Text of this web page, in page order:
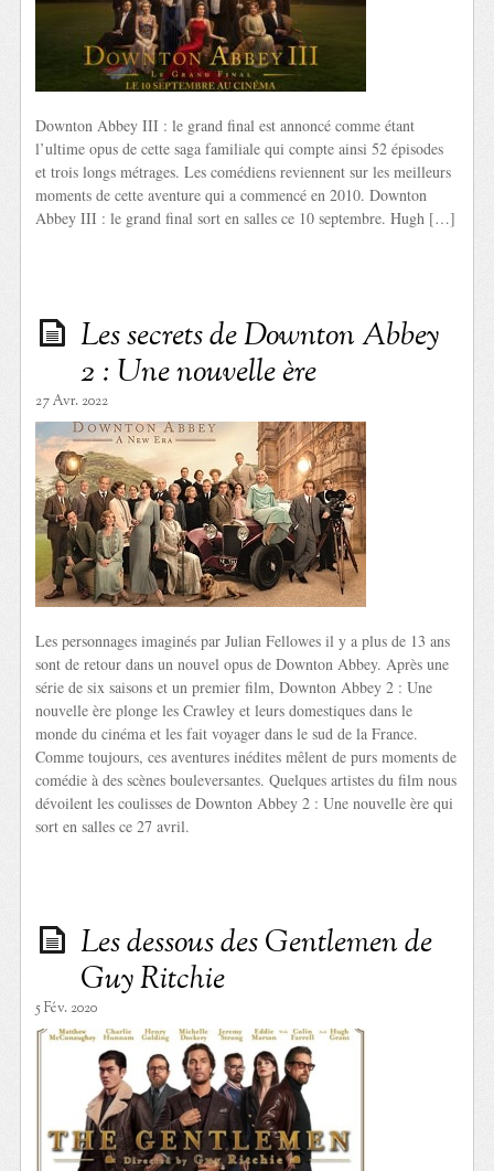
Downton Abbey III : le grand final est annoncé comme étant
l’ultime opus de cette saga familiale qui compte ainsi 52 épisodes
et trois longs métrages. Les comédiens reviennent sur les meilleurs
moments de cette aventure qui a commencé en 2010. Downton
Abbey III : le grand final sort en salles ce 10 septembre. Hugh […]
Les secrets de Downton Abbey
2 : Une nouvelle ère
27 Avr. 2022
Les personnages imaginés par Julian Fellowes il y a plus de 13 ans
sont de retour dans un nouvel opus de Downton Abbey. Après une
série de six saisons et un premier film, Downton Abbey 2 : Une
nouvelle ère plonge les Crawley et leurs domestiques dans le
monde du cinéma et les fait voyager dans le sud de la France.
Comme toujours, ces aventures inédites mêlent de purs moments de
comédie à des scènes bouleversantes. Quelques artistes du film nous
dévoilent les coulisses de Downton Abbey 2 : Une nouvelle ère qui
sort en salles ce 27 avril.
Les dessous des Gentlemen de
Guy Ritchie
5 Fév. 2020